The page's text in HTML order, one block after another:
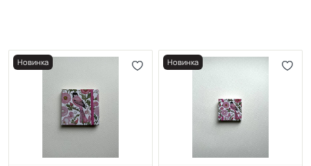
Новинка Новинка